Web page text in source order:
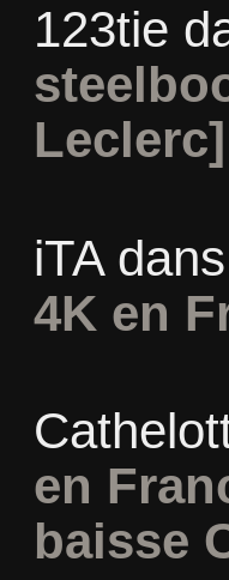
123tie
Leclerc]
iTAdans
4K en
en
baisse